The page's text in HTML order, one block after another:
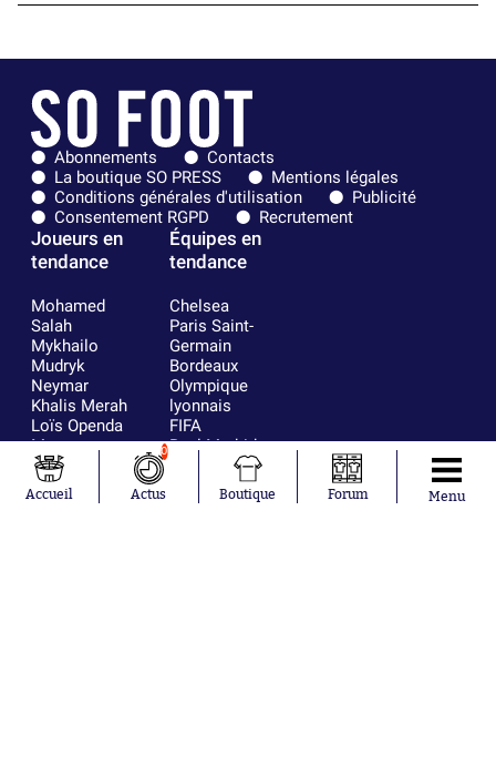
Abonnements
Contacts
La boutique SO PRESS
Mentions légales
Conditions générales d'utilisation
Publicité
Consentement RGPD
Recrutement
Joueurs en
tendance
Mohamed
Salah
Mykhailo
Mudryk
Neymar
Khalis Merah
Loïs Openda
Moussa
Niakhaté
Nicolás
Tagliafico
Équipes en
tendance
Chelsea
Paris Saint-
Germain
Bordeaux
Olympique
lyonnais
FIFA
Real Madrid
RC Strasbourg
AC Milan
France
Accueil
0
Actus Boutique Forum Menu